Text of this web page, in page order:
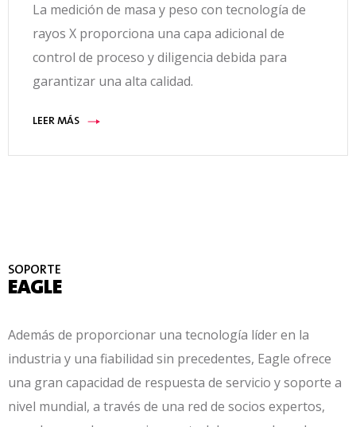
La medición de masa y peso con tecnología de
rayos X proporciona una capa adicional de
control de proceso y diligencia debida para
garantizar una alta calidad.
LEER MÁS
SOPORTE
EAGLE
Además de proporcionar una tecnología líder en la
industria y una fiabilidad sin precedentes, Eagle ofrece
una gran capacidad de respuesta de servicio y soporte a
nivel mundial, a través de una red de socios expertos,